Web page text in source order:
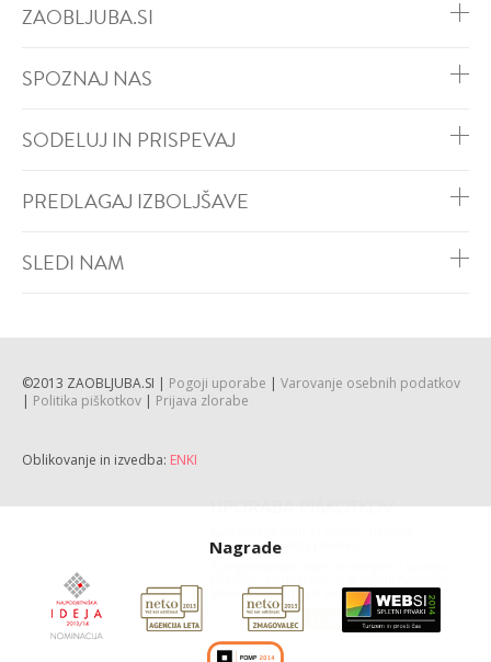
ZAOBLJUBA.SI
SPOZNAJ NAS
SODELUJ IN PRISPEVAJ
PREDLAGAJ IZBOLJŠAVE
SLEDI NAM
©2013 ZAOBLJUBA.SI | Pogoji uporabe | Varovanje osebnih podatkov
| Politika piškotkov | Prijava zlorabe
Oblikovanje in izvedba: ENKI
Nagrade